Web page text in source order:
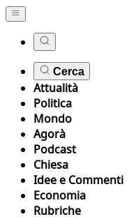
Cerca
Attualità
Politica
Mondo
Agorà
Podcast
Chiesa
Idee e Commenti
Economia
Rubriche